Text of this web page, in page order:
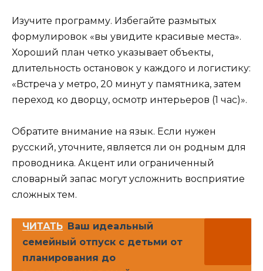
Изучите программу. Избегайте размытых
формулировок «вы увидите красивые места».
Хороший план четко указывает объекты,
длительность остановок у каждого и логистику:
«Встреча у метро, 20 минут у памятника, затем
переход ко дворцу, осмотр интерьеров (1 час)».
Обратите внимание на язык. Если нужен
русский, уточните, является ли он родным для
проводника. Акцент или ограниченный
словарный запас могут усложнить восприятие
сложных тем.
ЧИТАТЬ Ваш идеальный
семейный отпуск с детьми от
планирования до